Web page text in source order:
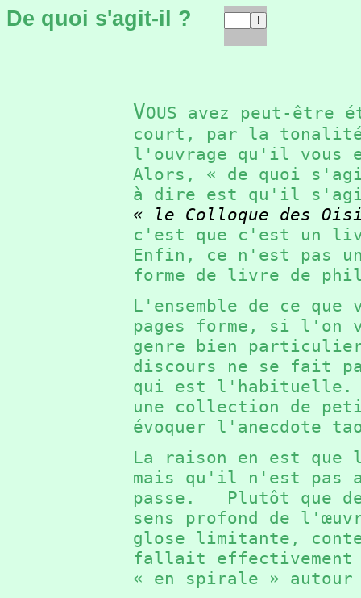
De quoi s'agit-il ?
VOUS avez peut-
court, par la
l'ouvrage qu'il vous
Alors, « de quoi
à dire est qu'il
« le Colloque des
c'est que c'est un
Enfin, ce n'est pas
forme de livre de
L'ensemble de ce
pages forme, si l'on
genre bien
discours ne se fait
qui est l'habituelle.
une collection de
évoquer l'anecdote
La raison en est que
mais qu'il n'est pas
passe. Plutôt que
sens profond de
glose limitante,
fallait effectivement
« en spirale »